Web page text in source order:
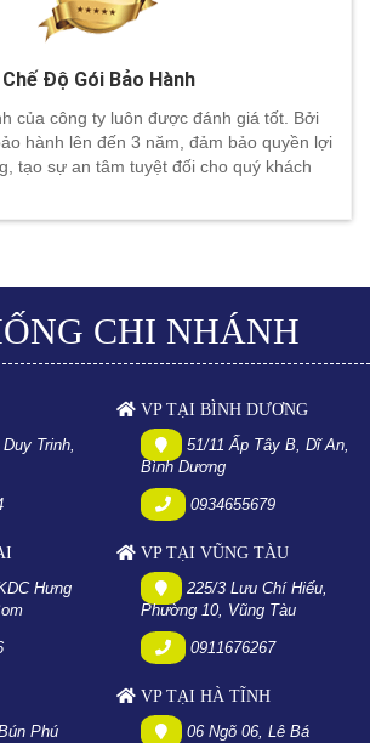
Chế Độ Gói Bảo Hành
của công ty luôn được đánh giá tốt. Bởi
hành lên đến 3 năm, đảm bảo quyền lợi
tạo sự an tâm tuyệt đối cho quý khách
CHI NHÁNH
Trinh,
VP TẠI BÌNH DƯƠNG
51/11 Ấp Tây B, Dĩ An,
Bình Dương
0934655679
Hưng
VP TẠI VŨNG TÀU
225/3 Lưu Chí Hiếu,
Phường 10, Vũng Tàu
0911676267
Phú
VP TẠI HÀ TĨNH
06 Ngõ 06, Lê Bá